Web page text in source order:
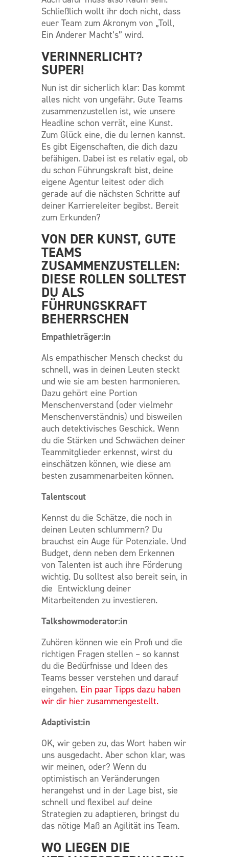
Schließlich wollt ihr doch nicht, dass
euer Team zum Akronym von „Toll,
Ein Anderer Macht’s” wird.
VERINNERLICHT?
SUPER!
Nun ist dir sicherlich klar: Das kommt
alles nicht von ungefähr. Gute Teams
zusammenzustellen ist, wie unsere
Headline schon verrät, eine Kunst.
Zum Glück eine, die du lernen kannst.
Es gibt Eigenschaften, die dich dazu
befähigen. Dabei ist es relativ egal, ob
du schon Führungskraft bist, deine
eigene Agentur leitest oder dich
gerade auf die nächsten Schritte auf
deiner Karriereleiter begibst. Bereit
zum Erkunden?
VON DER KUNST, GUTE
TEAMS
ZUSAMMENZUSTELLEN:
DIESE ROLLEN SOLLTEST
DU ALS
FÜHRUNGSKRAFT
BEHERRSCHEN
Empathieträger:in
Als empathischer Mensch checkst du
schnell, was in deinen Leuten steckt
und wie sie am besten harmonieren.
Dazu gehört eine Portion
Menschenverstand (oder vielmehr
Menschenverständnis) und bisweilen
auch detektivisches Geschick. Wenn
du die Stärken und Schwächen deiner
Teammitglieder erkennst, wirst du
einschätzen können, wie diese am
besten zusammenarbeiten können.
Talentscout
Kennst du die Schätze, die noch in
deinen Leuten schlummern? Du
brauchst ein Auge für Potenziale. Und
Budget, denn neben dem Erkennen
von Talenten ist auch ihre Förderung
wichtig. Du solltest also bereit sein, in
die Entwicklung deiner
Mitarbeitenden zu investieren.
Talkshowmoderator:in
Zuhören können wie ein Profi und die
richtigen Fragen stellen – so kannst
du die Bedürfnisse und Ideen des
Teams besser verstehen und darauf
eingehen. Ein paar Tipps dazu haben
wir dir hier zusammengestellt.
Adaptivist:in
OK, wir geben zu, das Wort haben wir
uns ausgedacht. Aber schon klar, was
wir meinen, oder? Wenn du
optimistisch an Veränderungen
herangehst und in der Lage bist, sie
schnell und flexibel auf deine
Strategien zu adaptieren, bringst du
das nötige Maß an Agilität ins Team.
WO LIEGEN DIE